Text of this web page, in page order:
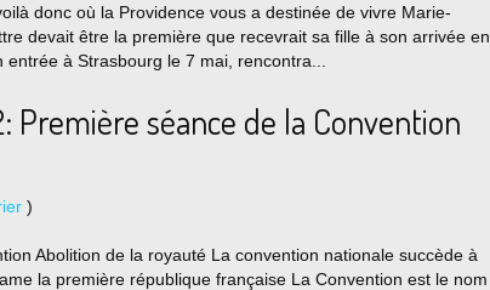
donc où la Providence vous a destinée de vivre Marie-
devait être la première que recevrait sa fille à son arrivée en
à Strasbourg le 7 mai, rencontra...
Première séance de la Convention
)
Abolition de la royauté La convention nationale succède à
la première république française La Convention est le nom